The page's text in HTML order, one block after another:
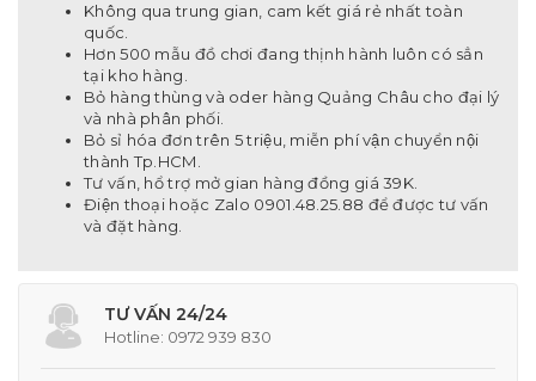
Không qua trung gian, cam kết giá rẻ nhất toàn
quốc.
Hơn 500 mẫu đồ chơi đang thịnh hành luôn có sẳn
tại kho hàng.
Bỏ hàng thùng và oder hàng Quảng Châu cho đại lý
và nhà phân phối.
Bỏ sỉ hóa đơn trên 5 triệu, miễn phí vận chuyển nội
thành Tp.HCM.
Tư vấn, hổ trợ mở gian hàng đồng giá 39K.
Điện thoại hoặc Zalo 0901.48.25.88 để được tư vấn
và đặt hàng.
TƯ VẤN 24/24
Hotline: 0972 939 830